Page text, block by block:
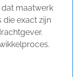
maatwerk
die exact zijn